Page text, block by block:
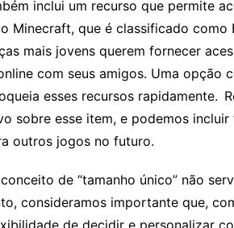
inclui um recurso que permite
Minecraft, que é classificado como
mais jovens querem fornecer
com seus amigos. Uma opção
esses recursos rapidamente.
sobre esse item, e podemos incluir
outros jogos no futuro.
de “tamanho único” não
consideramos importante que,